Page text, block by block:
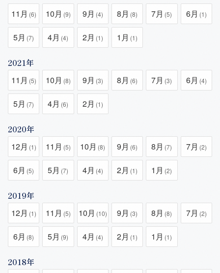
11月 (6) 10月 (9) 9月 (4) 8月 (8) 7月 (5) 6月 (1)
5月 (7) 4月 (4) 2月 (1) 1月 (1)
2021年
11月 (5) 10月 (8) 9月 (3) 8月 (6) 7月 (3) 6月 (4)
5月 (7) 4月 (6) 2月 (1)
2020年
12月 (1) 11月 (5) 10月 (8) 9月 (6) 8月 (7) 7月 (2)
6月 (5) 5月 (7) 4月 (4) 2月 (1) 1月 (2)
2019年
12月 (1) 11月 (5) 10月 (10) 9月 (3) 8月 (8) 7月 (2)
6月 (8) 5月 (9) 4月 (4) 2月 (1) 1月 (1)
2018年